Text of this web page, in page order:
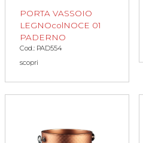
PORTA VASSOIO
LEGNOcolNOCE 01
PADERNO
Cod.: PAD554
scopri